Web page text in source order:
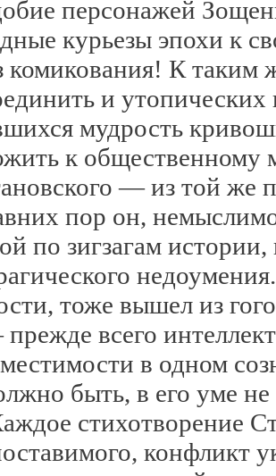
персонажей
курьезы эпохи к
К таким
и
мудрость
к общественному
— из той же
пор он,
по зигзагам
тоже вышел из
всего
в одном
быть, в его уме не
стихотворение
конфликт